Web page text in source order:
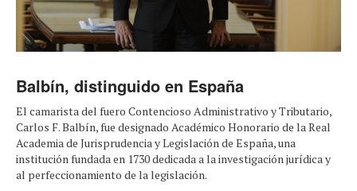
Balbín, distinguido en España
El camarista del fuero Contencioso Administrativo y Tributario,
Carlos F. Balbín, fue designado Académico Honorario de la Real
Academia de Jurisprudencia y Legislación de España, una
institución fundada en 1730 dedicada a la investigación jurídica y
al perfeccionamiento de la legislación.